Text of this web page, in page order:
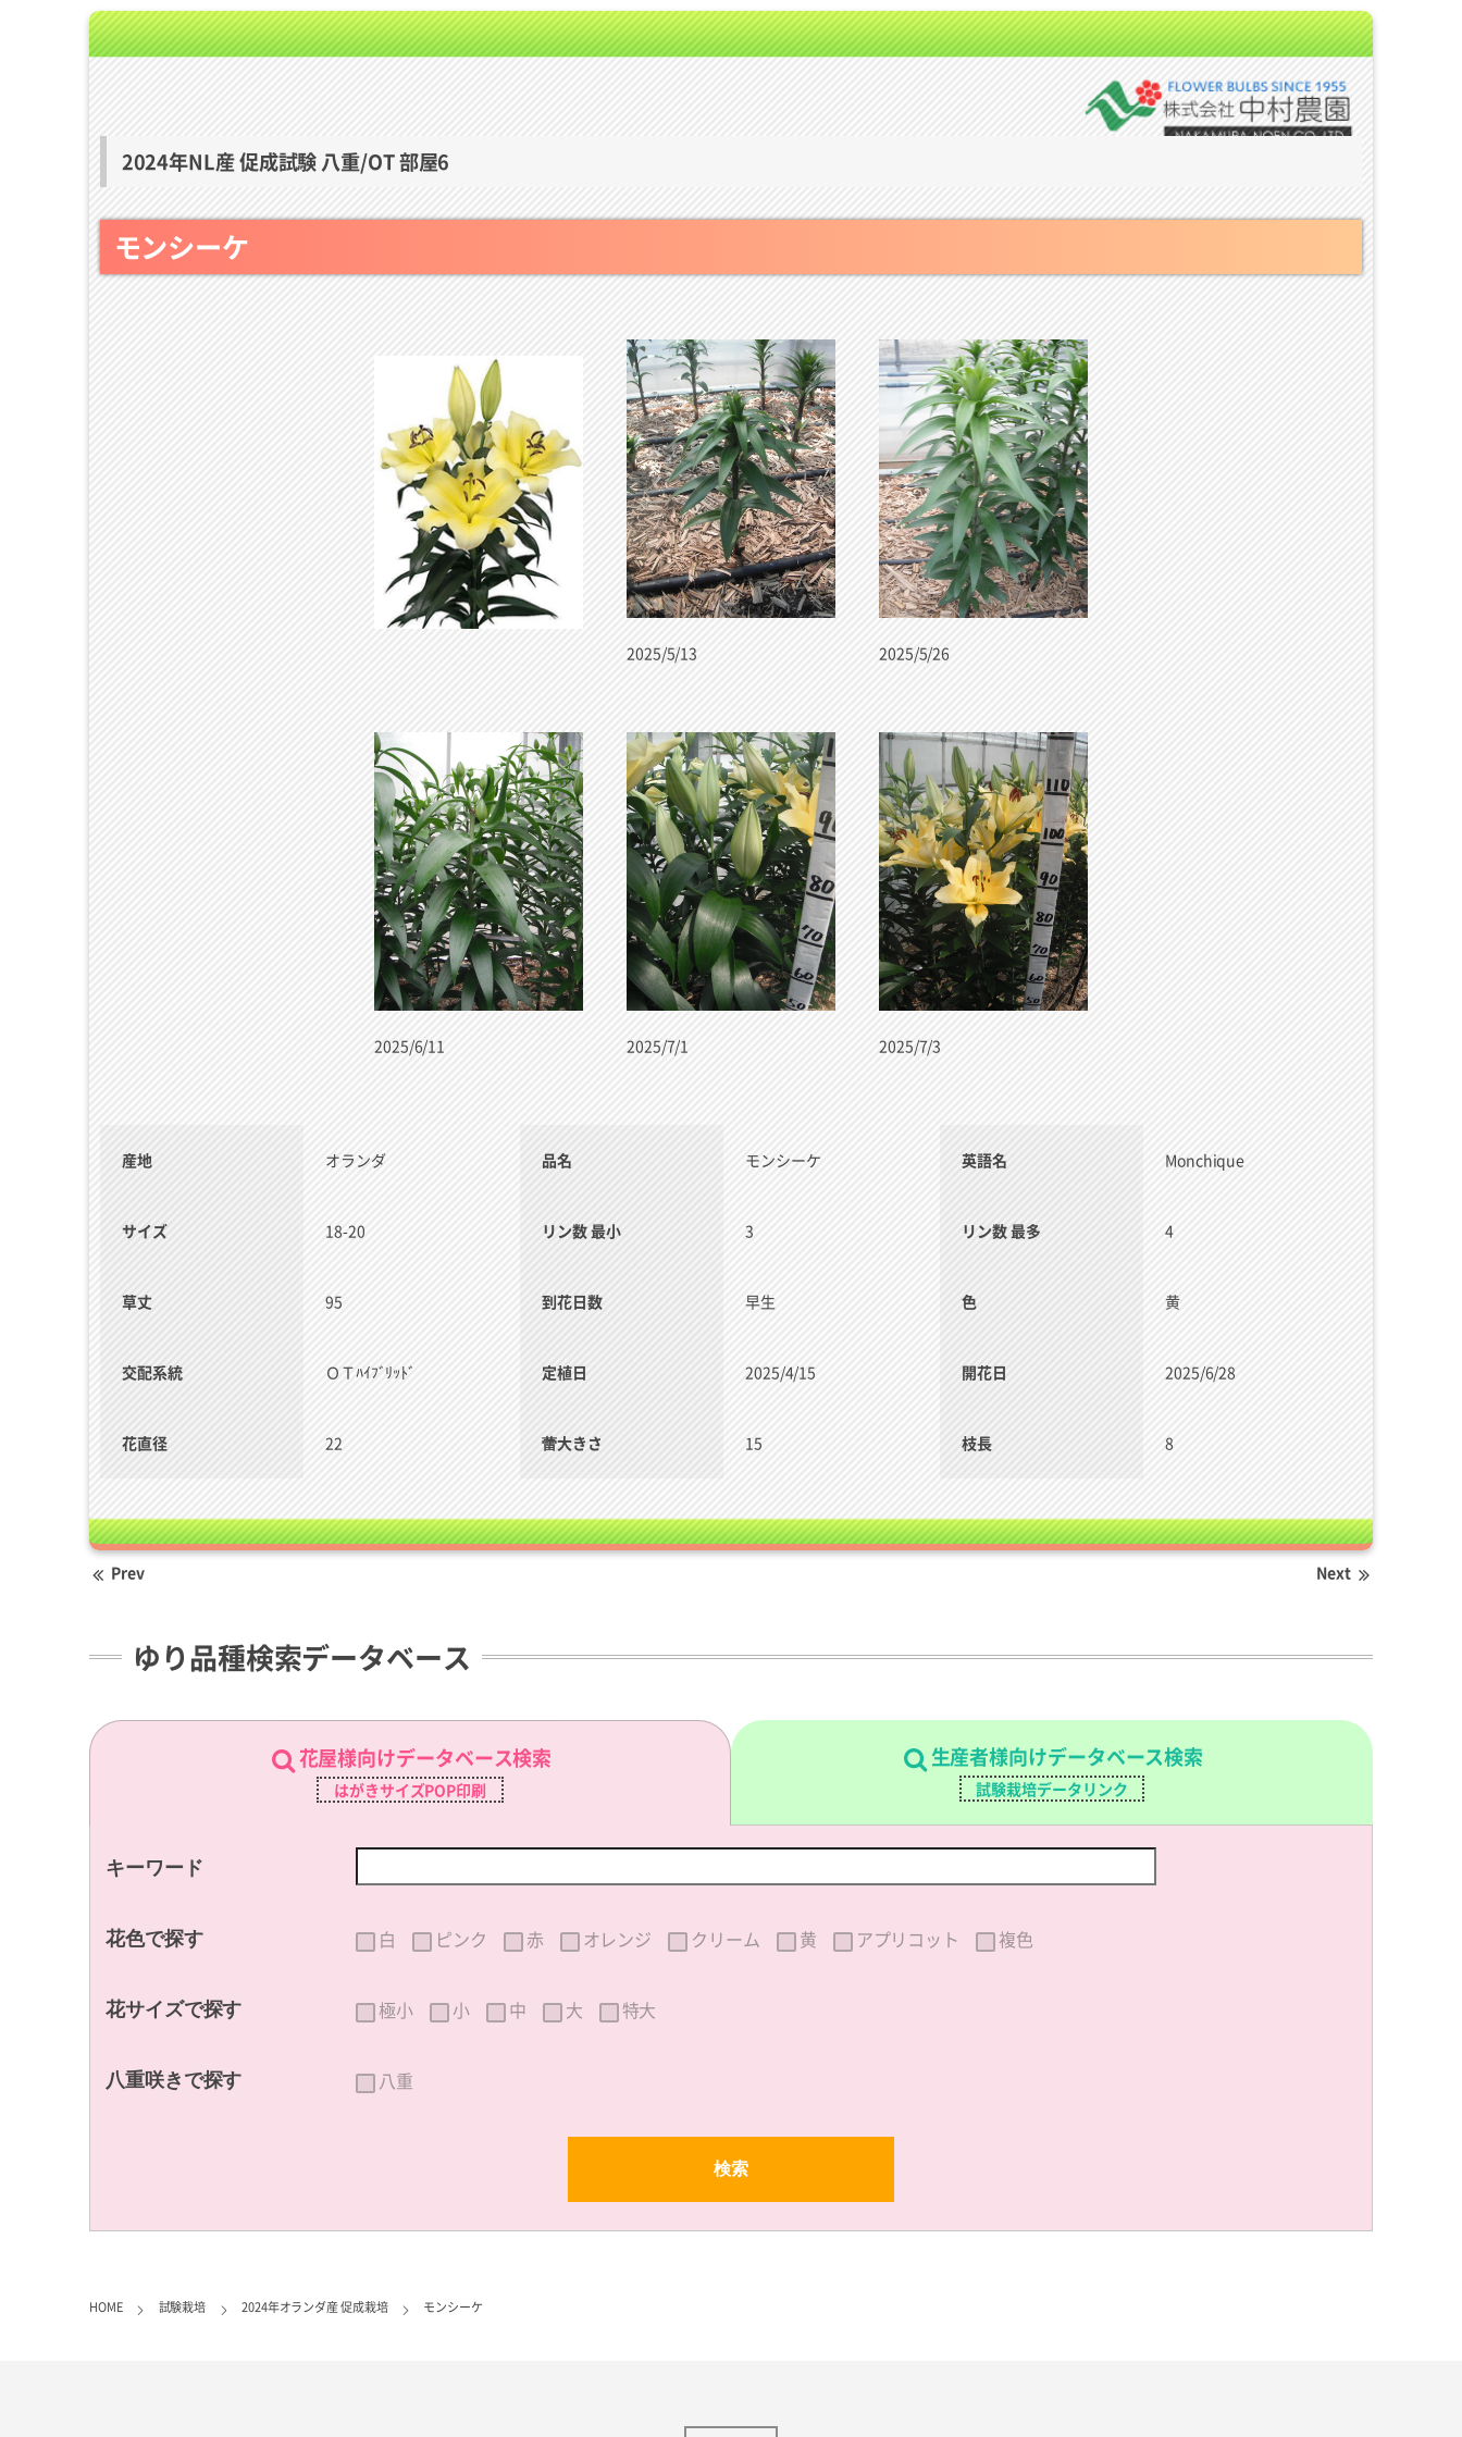
2024年NL産 促成試験 八重/OT 部屋6
モンシーケ
2025/5/13 2025/5/26
2025/6/11 2025/7/1 2025/7/3
産地 オランダ 品名 モンシーケ 英語名 Monchique
サイズ 18-20 リン数 最小 3 リン数 最多 4
草丈 95 到花日数 早生 色 黄
交配系統 ＯＴﾊｲﾌﾞﾘｯﾄﾞ 定植日 2025/4/15 開花日 2025/6/28
花直径 22 蕾大きさ 15 枝長 8
Prev Next
ゆり品種検索データベース
花屋様向けデータベース検索
はがきサイズPOP印刷
生産者様向けデータベース検索
試験栽培データリンク
キーワード
花色で探す 白 ピンク 赤 オレンジ クリーム 黄 アプリコット 複色
花サイズで探す 極小 小 中 大 特大
八重咲きで探す 八重
HOME 試験栽培 2024年オランダ産 促成栽培 モンシーケ